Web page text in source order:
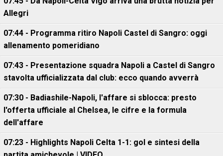
Allegri
07:44 - Programma ritiro Napoli Castel di Sangro: oggi
allenamento pomeridiano
07:43 - Presentazione squadra Napoli a Castel di Sangro
stavolta ufficializzata dal club: ecco quando avverrà
07:30 - Badiashile-Napoli, l'affare si sblocca: presto
l'offerta ufficiale al Chelsea, le cifre e la formula
dell'affare
07:23 - Highlights Napoli Celta 1-1: gol e sintesi della